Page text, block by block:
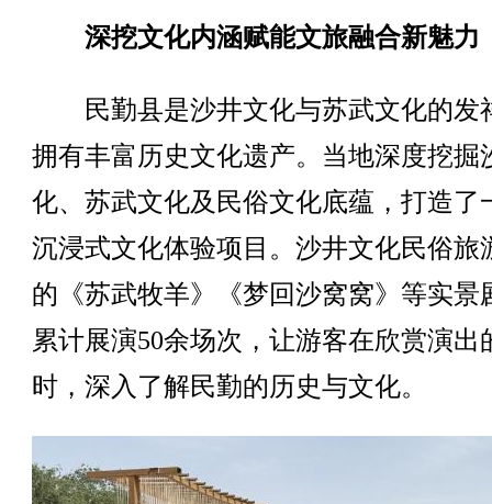
深挖文化内涵赋能文旅融合新魅力
民勤县是沙井文化与苏武文化的发
拥有丰富历史文化遗产。当地深度挖掘
化、苏武文化及民俗文化底蕴，打造了
沉浸式文化体验项目。沙井文化民俗旅
的《苏武牧羊》《梦回沙窝窝》等实景
累计展演50余场次，让游客在欣赏演出
时，深入了解民勤的历史与文化。